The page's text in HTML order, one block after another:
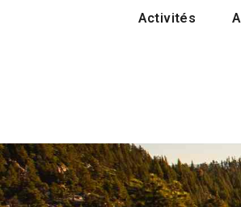
Activités